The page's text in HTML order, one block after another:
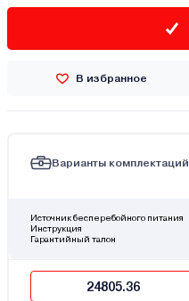
В избранное
Варианты комплектаций
Источник бесперебойного питания
Инструкция
Гарантийный талон
24805.36